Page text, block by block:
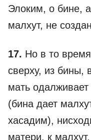
Элоким, о бине,
малхут, не
17. Но в то
сверху, из бины,
мать
(бина дает
хасадим),
матери, к